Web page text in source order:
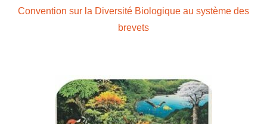
Convention sur la Diversité Biologique au système des
brevets